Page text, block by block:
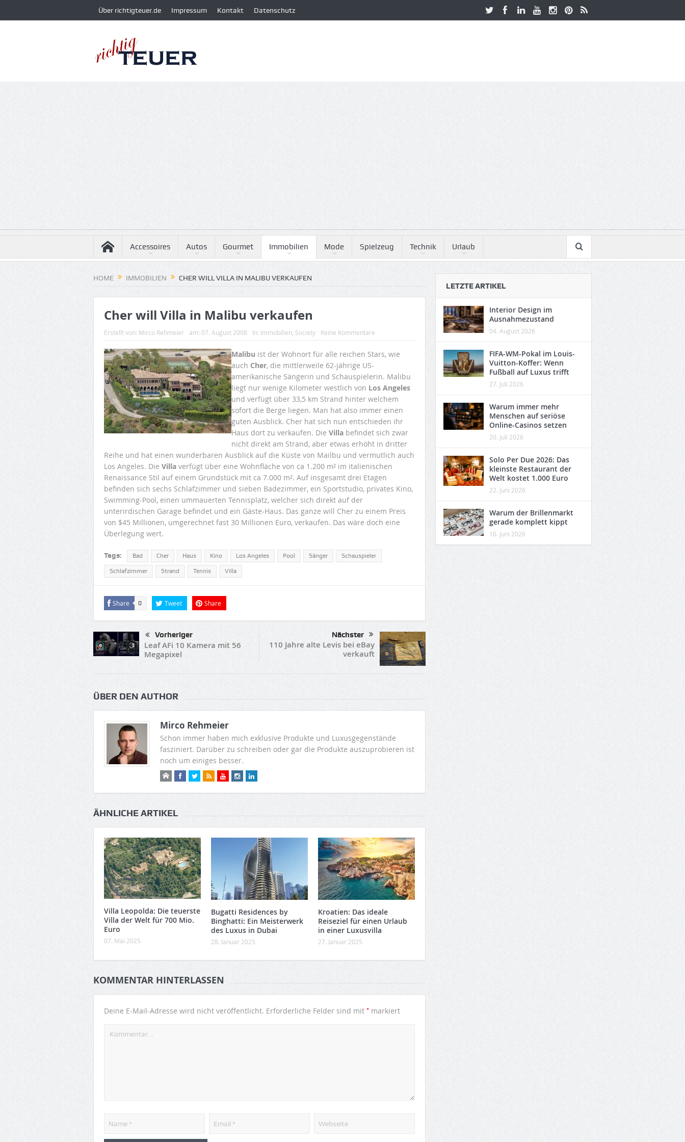
Über richtigteuer.de Impressum Kontakt Datenschutz
Accessoires Autos Gourmet Immobilien Mode Spielzeug Technik Urlaub
HOME IMMOBILIEN CHER WILL VILLA IN MALIBU VERKAUFEN
Cher will Villa in Malibu verkaufen
Erstellt von: Mirco Rehmeier am: 07. August 2008 In: Immobilien Society Keine Kommentare
Malibu ist der Wohnort für alle reichen Stars, wie
auch Cher, die mittlerweile 62-jährige US-
amerikanische Sängerin und Schauspielerin. Malibu
liegt nur wenige Kilometer westlich von Los Angeles
und verfügt über 33,5 km Strand hinter welchem
sofort die Berge liegen. Man hat also immer einen
guten Ausblick. Cher hat sich nun entschieden ihr
Haus dort zu verkaufen. Die Villa befindet sich zwar
nicht direkt am Strand, aber etwas erhöht in dritter
Reihe und hat einen wunderbaren Ausblick auf die Küste von Mailbu und vermutlich auch
Los Angeles. Die Villa verfügt über eine Wohnfläche von ca 1.200 m² im italienischen
Renaissance Stil auf einem Grundstück mit ca 7.000 m². Auf insgesamt drei Etagen
befinden sich sechs Schlafzimmer und sieben Badezimmer, ein Sportstudio, privates Kino,
Swimming-Pool, einen ummauerten Tennisplatz, welcher sich direkt auf der
unterirdischen Garage befindet und ein Gäste-Haus. Das ganze will Cher zu einem Preis
von $45 Millionen, umgerechnet fast 30 Millionen Euro, verkaufen. Das wäre doch eine
Überlegung wert.
Tags: Bad Cher Haus Kino Los Angeles Pool Sänger Schauspieler
Schlafzimmer Strand Tennis Villa
Share 0 Tweet Share
Vorheriger
Leaf AFi 10 Kamera mit 56
Megapixel
Nächster
110 Jahre alte Levis bei eBay
verkauft
ÜBER DEN AUTHOR
Mirco Rehmeier
Schon immer haben mich exklusive Produkte und Luxusgegenstände
fasziniert. Darüber zu schreiben oder gar die Produkte auszuprobieren ist
noch um einiges besser.
ÄHNLICHE ARTIKEL
Villa Leopolda: Die teuerste
Villa der Welt für 700 Mio.
Euro
07. Mai 2025
Bugatti Residences by
Binghatti: Ein Meisterwerk
des Luxus in Dubai
28. Januar 2025
Kroatien: Das ideale
Reiseziel für einen Urlaub
in einer Luxusvilla
27. Januar 2025
KOMMENTAR HINTERLASSEN
Deine E-Mail-Adresse wird nicht veröffentlicht. Erforderliche Felder sind mit * markiert
LETZTE ARTIKEL
Interior Design im
Ausnahmezustand
04. August 2026
FIFA-WM-Pokal im Louis-
Vuitton-Koffer: Wenn
Fußball auf Luxus trifft
27. Juli 2026
Warum immer mehr
Menschen auf seriöse
Online-Casinos setzen
20. Juli 2026
Solo Per Due 2026: Das
kleinste Restaurant der
Welt kostet 1.000 Euro
22. Juni 2026
Warum der Brillenmarkt
gerade komplett kippt
16. Juni 2026